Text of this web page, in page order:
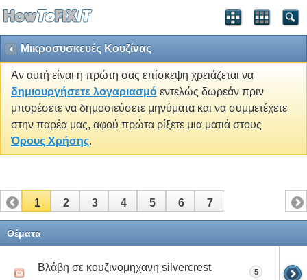
Μικροσυσκευές Κουζίνας
Αν αυτή είναι η πρώτη σας επίσκεψη χρειάζεται να
δημιουργήσετε λογαριασμό εντελώς δωρεάν πριν
μπορέσετε να δημοσιεύσετε μηνύματα και να συμμετέχετε
στην παρέα μας, αφού πρώτα ρίξετε μια ματιά στους
Όρους Χρήσης.
1 2 3 4 5 6 7
Θέματα
Βλάβη σε κουζινομηχανη silvercrest 5